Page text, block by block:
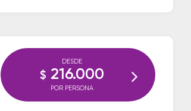
DESDE
$ 216.000
POR PERSONA